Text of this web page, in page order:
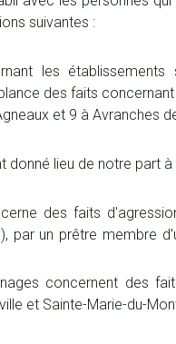
suivantes :
les
des faits
et 9 à Avranches
donné lieu de notre part
des faits
par un prêtre membre
concernent des
et Sainte-Marie-du-